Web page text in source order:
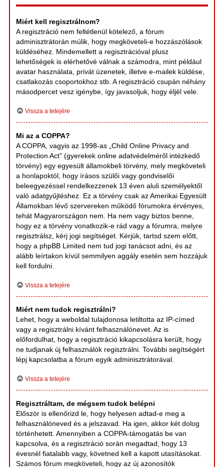
Miért kell regisztrálnom?
A regisztráció nem feltétlenül kötelező, a fórum
adminisztrátorán múlik, hogy megköveteli-e hozzászólások
küldéséhez. Mindemellett a regisztrációval plusz
lehetőségek is elérhetővé válnak a számodra, mint például
avatar használata, privát üzenetek, illetve e-mailek küldése,
csatlakozás csoportokhoz stb. A regisztráció csupán néhány
másodpercet vesz igénybe, így javasoljuk, hogy éljél vele.
Vissza a tetejére
Mi az a COPPA?
A COPPA, vagyis az 1998-as „Child Online Privacy and
Protection Act” (gyerekek online adatvédelméről intézkedő
törvény) egy egyesült államokbeli törvény, mely megköveteli
a honlapoktól, hogy írásos szülői vagy gondviselői
beleegyezéssel rendelkezzenek 13 éven aluli személyektől
való adatgyűjtéshez. Ez a törvény csak az Amerikai Egyesült
Államokban lévő szervereken működő fórumokra érvényes,
tehát Magyarországon nem. Ha nem vagy biztos benne,
hogy ez a törvény vonatkozik-e rád vagy a fórumra, melyre
regisztrálsz, kérj jogi segítséget. Kérjük, tartsd szem előtt,
hogy a phpBB Limited nem tud jogi tanácsot adni, és az
alább leírtakon kívül semmilyen aggály esetén sem hozzájuk
kell fordulni.
Vissza a tetejére
Miért nem tudok regisztrálni?
Lehet, hogy a weboldal tulajdonosa letiltotta az IP-címed
vagy a regisztrálni kívánt felhasználónevet. Az is
előfordulhat, hogy a regisztráció kikapcsolásra került, hogy
ne tudjanak új felhasználók regisztrálni. További segítségért
lépj kapcsolatba a fórum egyik adminisztrátorával.
Vissza a tetejére
Regisztráltam, de mégsem tudok belépni
Először is ellenőrizd le, hogy helyesen adtad-e meg a
felhasználóneved és a jelszavad. Ha igen, akkor két dolog
történhetett. Amennyiben a COPPA-támogatás be van
kapcsolva, és a regisztráció során megadtad, hogy 13
évesnél fiatalabb vagy, követned kell a kapott utasításokat.
Számos fórum megköveteli, hogy az új azonosítók